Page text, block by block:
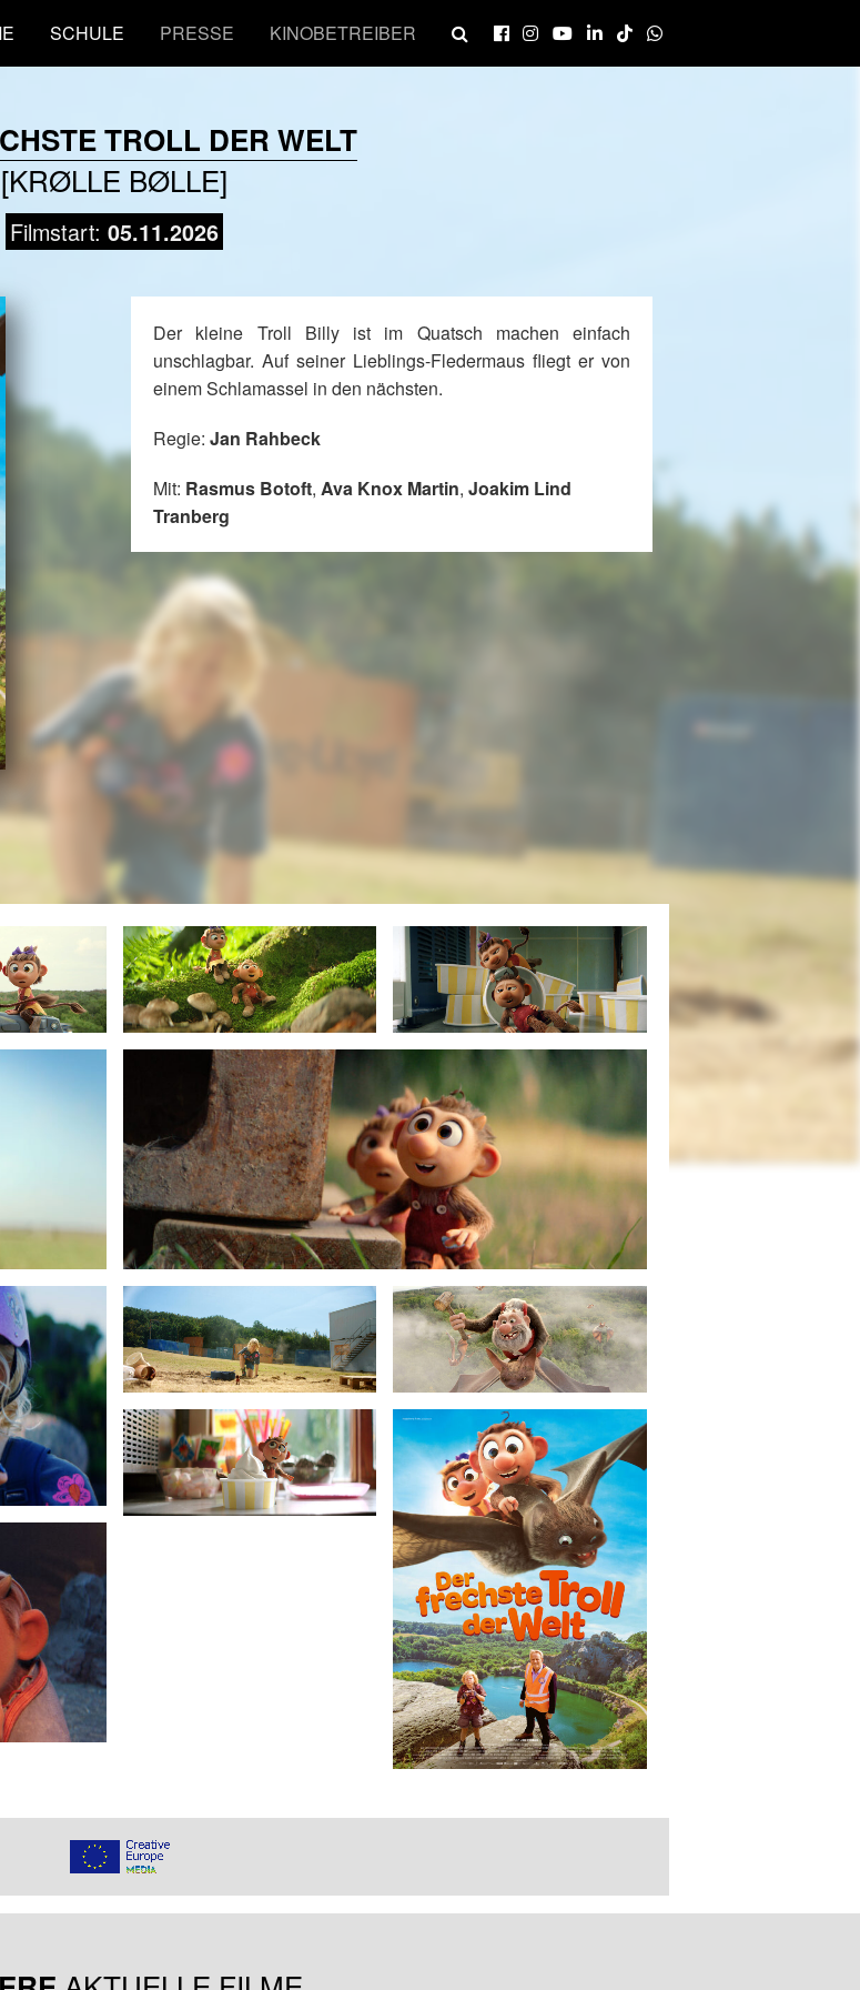
SCHULE PRESSE KINOBETREIBER
TROLL DER WELT
[KRØLLE BØLLE]
Filmstart: 05.11.2026
Der kleine Troll Billy ist im Quatsch machen einfach
unschlagbar. Auf seiner Lieblings-Fledermaus fliegt er von
einem Schlamassel in den nächsten.
Regie: Jan Rahbeck
Mit: Rasmus Botoft, Ava Knox Martin, Joakim Lind
Tranberg